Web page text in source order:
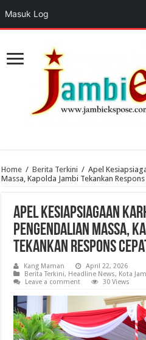
Home / Berita Terkini / Apel
Massa, Kapolda Jambi Tekankan
Apel Kesiapsiagaan
Pengendalian Massa,
Tekankan Respons
Kang Maman
April 22, 2026
Berita Terkini, Headline News, Kota
Leave a comment
30 Views
Masuk Log